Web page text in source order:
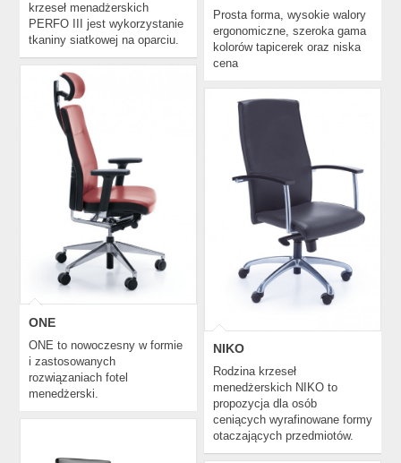
krzeseł menadżerskich
PERFO III jest wykorzystanie
tkaniny siatkowej na oparciu.
Prosta forma, wysokie walory
ergonomiczne, szeroka gama
kolorów tapicerek oraz niska
cena
ONE
ONE
ONE to nowoczesny w formie
i zastosowanych
rozwiązaniach fotel
menedżerski.
NIKO
NIKO
Rodzina krzeseł
menedżerskich NIKO to
propozycja dla osób
ceniących wyrafinowane formy
otaczających przedmiotów.